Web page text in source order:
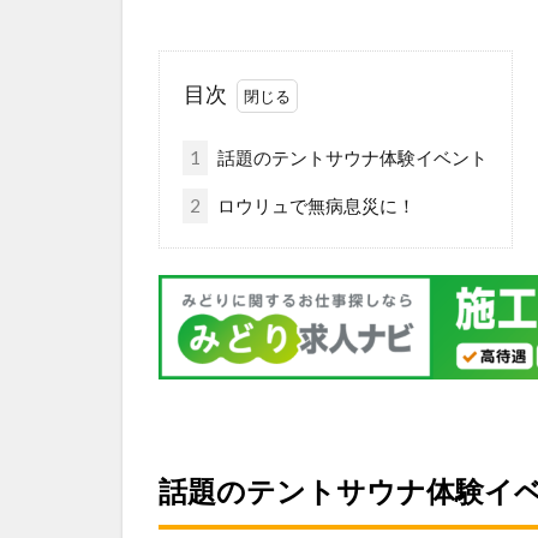
目次
1 話題のテントサウナ体験イベント
2 ロウリュで無病息災に！
話題のテントサウナ体験イ